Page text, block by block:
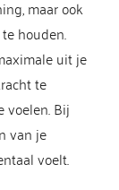
maar ook
houden.
uit je
te
voelen. Bij
van je
voelt.